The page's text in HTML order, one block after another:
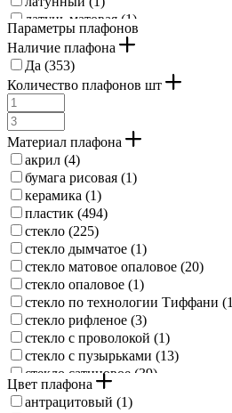
латунь матовая (1)
медно-антикварный (
медный (3)
медный состаренный (
)
никель матовый (4)
оранжевый (
песочный (4)
прозрачный (
гальванизированная сталь (
оцинкованная сталь (
розовый (1)
серебряная патина (
серебристый (3)
серебряный (51 )
серебряный античный (
серебряный состаренный (6)
серый (6)
темно-коричневый (3)
фиолетовый (2)
черно-белый (2)
черный (326
)
Параметры плафонов
Наличие плафона
Да (353)
Количество плафонов шт
Материал плафона
акрил (4)
бумага рисовая (1)
керамика (1)
пластик (494)
стекло (225)
стекло дымчатое (1)
стекло матовое опаловое (20)
стекло опаловое (1)
стекло по технологии Тиффани (1
стекло рифленое (3)
стекло с проволокой (1)
стекло с пузырьками (13)
стекло сатиновое (39)
стекло структурированное (
стекло гравированное (
Цвет плафона
антрацитовый (1)